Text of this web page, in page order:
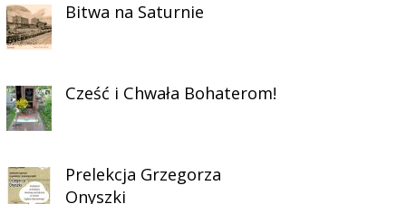
Bitwa na Saturnie
Cześć i Chwała Bohaterom!
Prelekcja Grzegorza
Onyszki